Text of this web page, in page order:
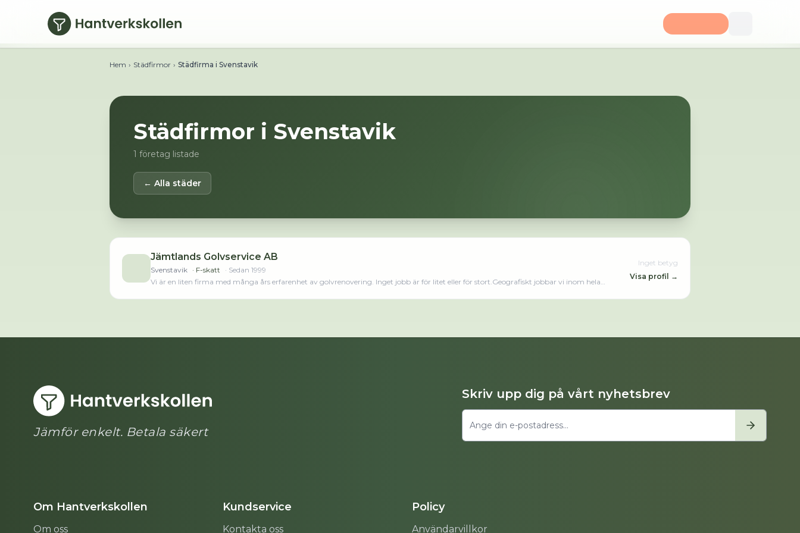
Hoppa till huvudinnehåll
Hem › Städfirmor › Städfirma i Svenstavik
Städfirmor i Svenstavik
1 företag listade
← Alla städer
Jämtlands Golvservice AB
Svenstavik · F-skatt · Sedan 1999
Vi är en liten firma med många års erfarenhet av golvrenovering. Inget jobb är för litet eller för stort.Geografiskt jobbar vi inom hela
länet. Därigenom har vi resurser för både stora och små projekt.Har du funderingar om att slipa ditt trägolv eller renovera linoleum golvet,
Inget betyg
Visa profil →
Jämför enkelt. Betala säkert
Skriv upp dig på vårt nyhetsbrev
Om Hantverkskollen
Om oss
Kundservice
Kontakta oss
Policy
Användarvillkor